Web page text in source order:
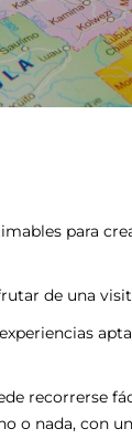
para
de una
recorrerse
o nada, con